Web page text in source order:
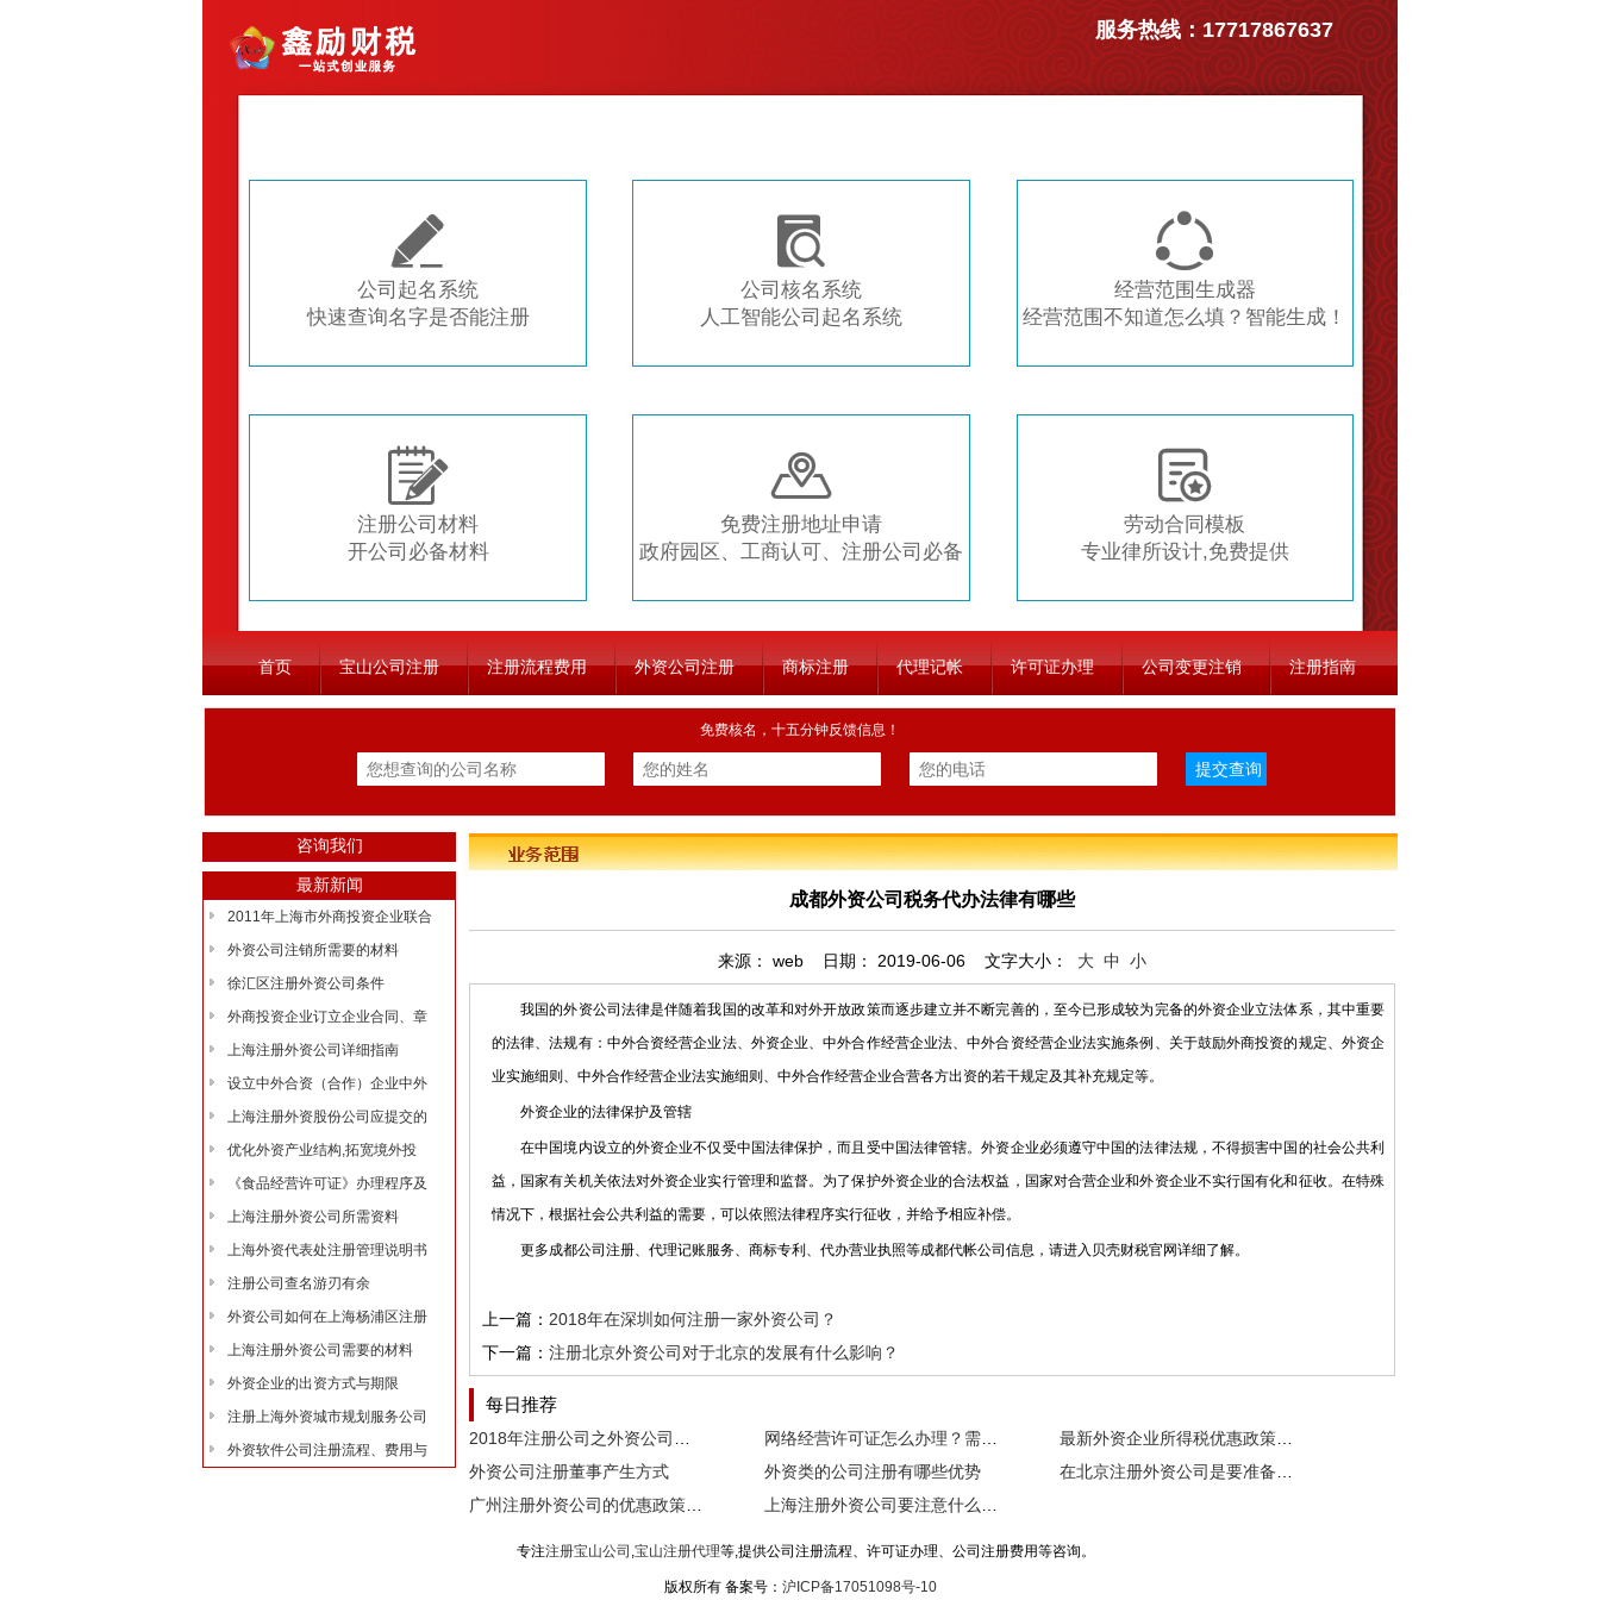

公司起名系统
快速查询名字是否能注册

公司核名系统
人工智能公司起名系统

经营范围生成器
经营范围不知道怎么填？智能生成！

注册公司材料
开公司必备材料

免费注册地址申请
政府园区、工商认可、注册公司必备

劳动合同模板
专业律所设计,免费提供
服务热线：17717867637
首页 宝山公司注册 注册流程费用 外资公司注册 商标注册 代理记帐 许可证办理 公司变更注销 注册指南
免费核名，十五分钟反馈信息！
咨询我们
最新新闻
2011年上海市外商投资企业联合
外资公司注销所需要的材料
徐汇区注册外资公司条件
外商投资企业订立企业合同、章
上海注册外资公司详细指南
设立中外合资（合作）企业中外
上海注册外资股份公司应提交的
优化外资产业结构,拓宽境外投
《食品经营许可证》办理程序及
上海注册外资公司所需资料
上海外资代表处注册管理说明书
注册公司查名游刃有余
外资公司如何在上海杨浦区注册
上海注册外资公司需要的材料
外资企业的出资方式与期限
注册上海外资城市规划服务公司
外资软件公司注册流程、费用与
成都外资公司税务代办法律有哪些
来源： web 日期： 2019-06-06 文字大小： 大 中 小
我国的外资公司法律是伴随着我国的改革和对外开放政策而逐步建立并不断完善的，至今已形成较为完备的外资企业立法体系，其中重要
的法律、法规有：中外合资经营企业法、外资企业、中外合作经营企业法、中外合资经营企业法实施条例、关于鼓励外商投资的规定、外资企
业实施细则、中外合作经营企业法实施细则、中外合作经营企业合营各方出资的若干规定及其补充规定等。
外资企业的法律保护及管辖
在中国境内设立的外资企业不仅受中国法律保护，而且受中国法律管辖。外资企业必须遵守中国的法律法规，不得损害中国的社会公共利
益，国家有关机关依法对外资企业实行管理和监督。为了保护外资企业的合法权益，国家对合营企业和外资企业不实行国有化和征收。在特殊
情况下，根据社会公共利益的需要，可以依照法律程序实行征收，并给予相应补偿。
更多成都公司注册、代理记账服务、商标专利、代办营业执照等成都代帐公司信息，请进入贝壳财税官网详细了解。
上一篇： 2018年在深圳如何注册一家外资公司？
下一篇： 注册北京外资公司对于北京的发展有什么影响？
每日推荐
外资公司注册董事产生方式
外资类的公司注册有哪些优势
专注注册宝山公司 ,宝山注册代理等,提供公司注册流程、许可证办理、公司注册费用等咨询。
版权所有 备案号： 沪ICP备17051098号-10